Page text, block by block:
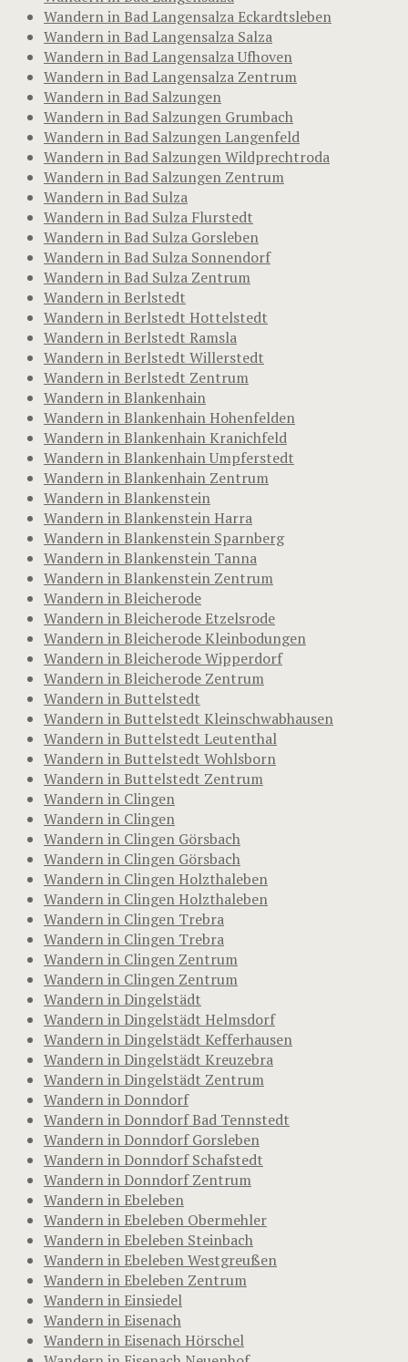
Wandern in Bad Langensalza Eckardtsleben
Wandern in Bad Langensalza Salza
Wandern in Bad Langensalza Ufhoven
Wandern in Bad Langensalza Zentrum
Wandern in Bad Salzungen
Wandern in Bad Salzungen Grumbach
Wandern in Bad Salzungen Langenfeld
Wandern in Bad Salzungen Wildprechtroda
Wandern in Bad Salzungen Zentrum
Wandern in Bad Sulza
Wandern in Bad Sulza Flurstedt
Wandern in Bad Sulza Gorsleben
Wandern in Bad Sulza Sonnendorf
Wandern in Bad Sulza Zentrum
Wandern in Berlstedt
Wandern in Berlstedt Hottelstedt
Wandern in Berlstedt Ramsla
Wandern in Berlstedt Willerstedt
Wandern in Berlstedt Zentrum
Wandern in Blankenhain
Wandern in Blankenhain Hohenfelden
Wandern in Blankenhain Kranichfeld
Wandern in Blankenhain Umpferstedt
Wandern in Blankenhain Zentrum
Wandern in Blankenstein
Wandern in Blankenstein Harra
Wandern in Blankenstein Sparnberg
Wandern in Blankenstein Tanna
Wandern in Blankenstein Zentrum
Wandern in Bleicherode
Wandern in Bleicherode Etzelsrode
Wandern in Bleicherode Kleinbodungen
Wandern in Bleicherode Wipperdorf
Wandern in Bleicherode Zentrum
Wandern in Buttelstedt
Wandern in Buttelstedt Kleinschwabhausen
Wandern in Buttelstedt Leutenthal
Wandern in Buttelstedt Wohlsborn
Wandern in Buttelstedt Zentrum
Wandern in Clingen
Wandern in Clingen
Wandern in Clingen Görsbach
Wandern in Clingen Görsbach
Wandern in Clingen Holzthaleben
Wandern in Clingen Holzthaleben
Wandern in Clingen Trebra
Wandern in Clingen Trebra
Wandern in Clingen Zentrum
Wandern in Clingen Zentrum
Wandern in Dingelstädt
Wandern in Dingelstädt Helmsdorf
Wandern in Dingelstädt Kefferhausen
Wandern in Dingelstädt Kreuzebra
Wandern in Dingelstädt Zentrum
Wandern in Donndorf
Wandern in Donndorf Bad Tennstedt
Wandern in Donndorf Gorsleben
Wandern in Donndorf Schafstedt
Wandern in Donndorf Zentrum
Wandern in Ebeleben
Wandern in Ebeleben Obermehler
Wandern in Ebeleben Steinbach
Wandern in Ebeleben Westgreußen
Wandern in Ebeleben Zentrum
Wandern in Einsiedel
Wandern in Eisenach
Wandern in Eisenach Hörschel